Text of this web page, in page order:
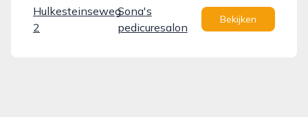
Hulkesteinseweg
2
Sona's
pedicuresalon
Bekijken